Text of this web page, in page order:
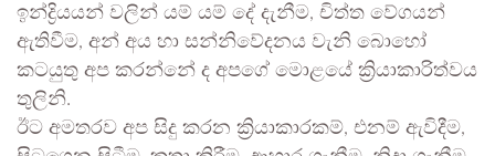
ඉන්ද්‍රියයන් වලින් යම් යම් දේ දැනීම, චිත්ත වේගයන්
ඇතිවීම, අන් අය හා සන්නිවේදනය වැනි බොහෝ
කටයුතු අප කරන්නේ ද අපගේ මොළයේ ක්‍රියාකාරිත්වය
තුලිනි.
ඊට අමතරව අප සිදු කරන ක්‍රියාකාරකම්, එනම් ඇවිදීම,